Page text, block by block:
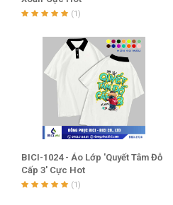
(1)
BICI-1024 - Áo Lớp 'Quyết Tâm Đỗ
Cấp 3' Cực Hot
(1)